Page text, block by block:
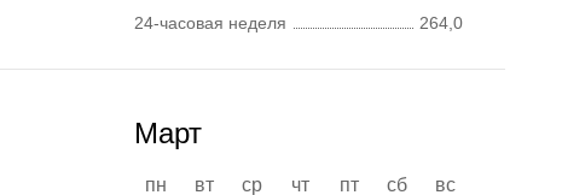
24-часовая неделя
264,0
Март
пн вт ср чт пт сб
вс